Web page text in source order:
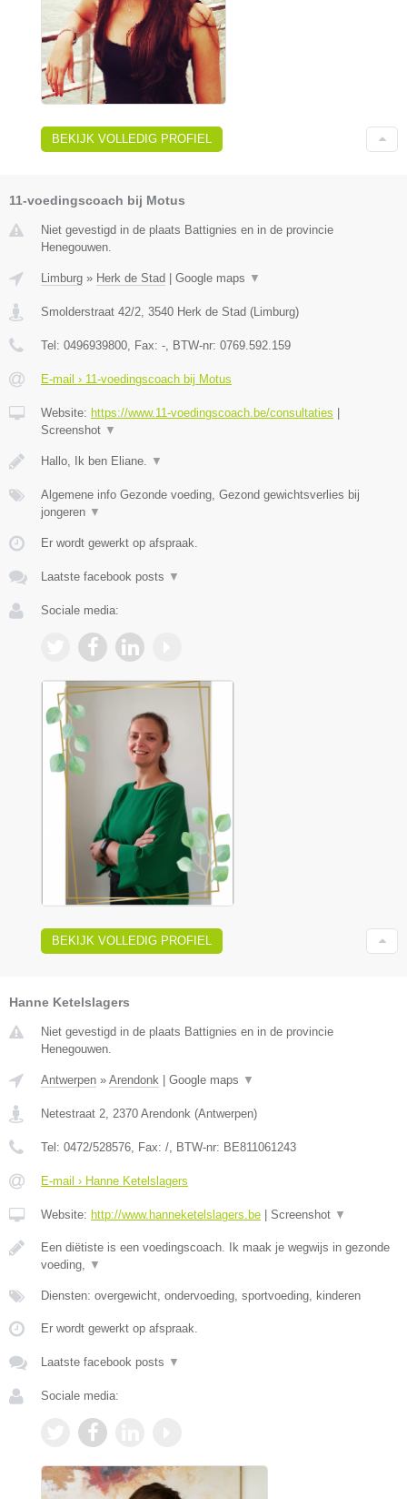
BEKIJK VOLLEDIG PROFIEL
11-voedingscoach bij Motus
Niet gevestigd in de plaats Battignies en in de provincie
Henegouwen.
Limburg » Herk de Stad | Google maps ▼
Smolderstraat 42/2 3540 Herk de Stad (Limburg)
Tel: 0496939800 , Fax: - , BTW-nr: 0769.592.159
E-mail › 11-voedingscoach bij Motus
Website: https://www.11-voedingscoach.be/consultaties |
Screenshot ▼
Hallo, Ik ben Eliane. ▼
Algemene info Gezonde voeding, Gezond gewichtsverlies bij
jongeren ▼
Er wordt gewerkt op afspraak.
Laatste facebook posts ▼
Sociale media:
BEKIJK VOLLEDIG PROFIEL
Hanne Ketelslagers
Niet gevestigd in de plaats Battignies en in de provincie
Henegouwen.
Antwerpen » Arendonk Google maps ▼
Netestraat 2, 2370 Arendonk (Antwerpen)
Tel: 0472/528576, Fax: /, BTW-nr: BE811061243
E-mail › Hanne Ketelslagers
Website: http://www.hanneketelslagers.be Screenshot ▼
Een diëtiste is een voedingscoach. Ik maak je wegwijs in gezonde
voeding, ▼
Diensten: overgewicht, ondervoeding, sportvoeding, kinderen
Er wordt gewerkt op afspraak.
Laatste facebook posts ▼
Sociale media: